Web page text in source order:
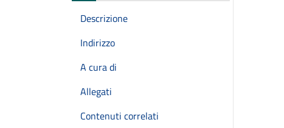
Descrizione
Indirizzo
A cura di
Allegati
Contenuti correlati